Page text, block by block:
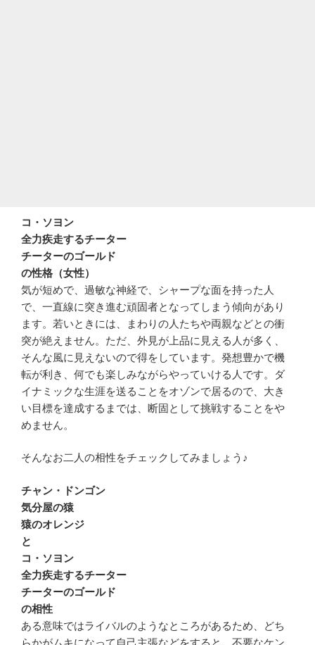
コ・ソヨン
全力疾走するチーター
チーターのゴールド
の性格（女性）
気が短めで、過敏な神経で、シャープな面を持った人
で、一直線に突き進む頑固者となってしまう傾向があり
ます。若いときには、まわりの人たちや両親などとの衝
突が絶えません。ただ、外見が上品に見える人が多く、
そんな風に見えないので得をしています。発想豊かで機
転が利き、何でも楽しみながらやっていける人です。ダ
イナミックな生涯を送ることをオゾンで居るので、大き
い目標を達成するまでは、断固として挑戦することをや
めません。
そんなお二人の相性をチェックしてみましょう♪
チャン・ドンゴン
気分屋の猿
猿のオレンジ
と
コ・ソヨン
全力疾走するチーター
チーターのゴールド
の相性
ある意味ではライバルのようなところがあるため、どち
らかがムキになって自己主張などをすると、不要なケン